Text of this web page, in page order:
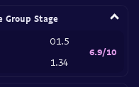
Group Stage
O1.5
1.34
6.9/10